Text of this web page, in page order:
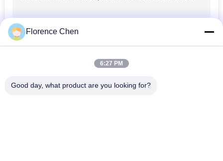
Luchthaven het
Wachten Stoel
Florence Chen
6:27 PM
Good day, what product are you looking for?